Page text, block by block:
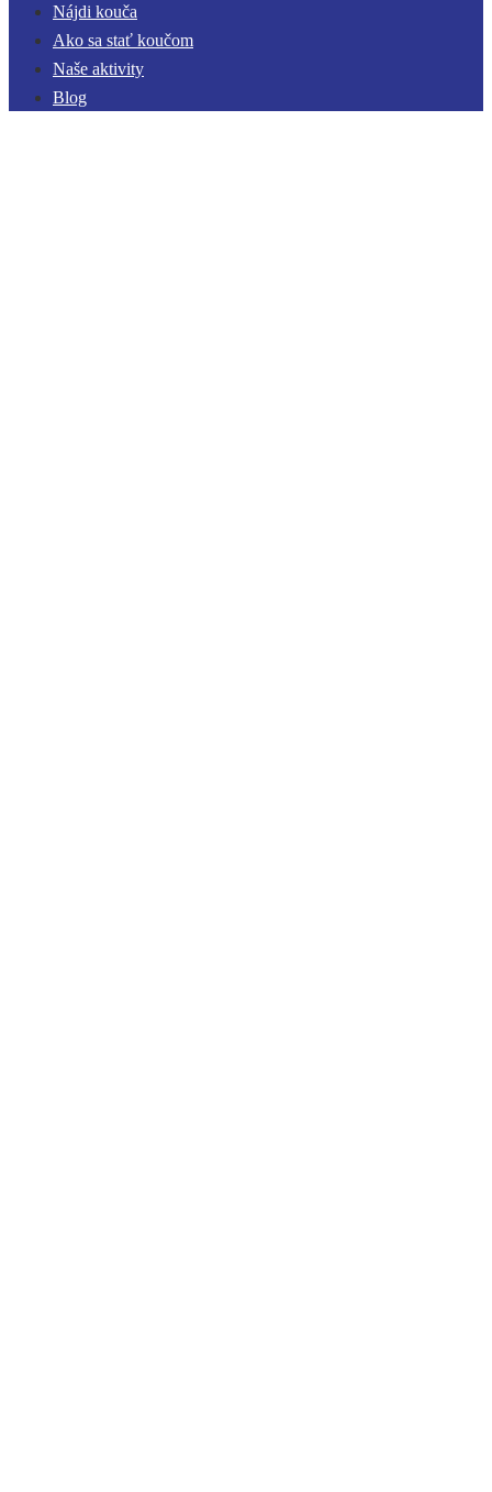
Nájdi kouča
Ako sa stať koučom
Naše aktivity
Blog